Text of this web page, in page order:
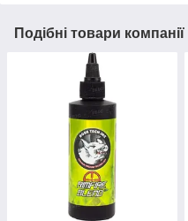
Подібні товари компанії